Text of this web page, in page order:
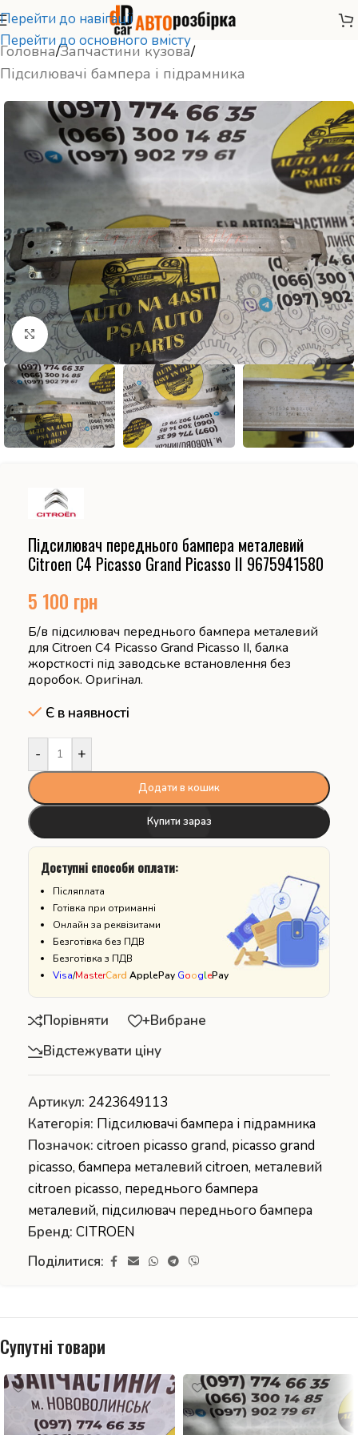
Перейти до навігації
Перейти до основного вмісту
Головна/Запчастини кузова/
Підсилювачі бампера і підрамника
Натисніть, щоб збільшити
Підсилювач переднього бампера металевий
Citroen C4 Picasso Grand Picasso II 9675941580
5 100 грн
Б/в підсилювач переднього бампера металевий
для Citroen C4 Picasso Grand Picasso II, балка
жорсткості під заводське встановлення без
доробок. Оригінал.
Є в наявності
- +
Додати в кошик
Купити зараз
Доступні способи оплати:
Післяплата
Готівка при отриманні
Онлайн за реквізитами
Безготівка без ПДВ
Безготівка з ПДВ
Visa/MasterCard ApplePay GooglePay
Порівняти
+Вибране
Відстежувати ціну
Артикул: 2423649113
Категорія: Підсилювачі бампера і підрамника
Позначок: citroen picasso grand, picasso grand
picasso, бампера металевий citroen, металевий
citroen picasso, переднього бампера
металевий, підсилювач переднього бампера
Бренд: CITROEN
Поділитися:
Супутні товари